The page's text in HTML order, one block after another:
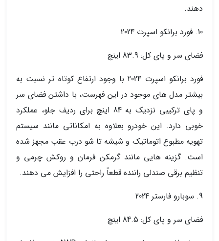
دهند.
10. فورد برانکو اسپرت 2024
فضای سر و پای کل: 83.9 اینچ
فورد برانکو اسپرت 2024 با وجود ارتفاع کوتاه تر نسبت به
بیشتر مدل های موجود در این فهرست، با داشتن فضای سر
و پای ترکیبی نزدیک به 84 اینچ برای ردیف جلو، عملکرد
خوبی دارد. این خودرو بعلاوه به امکاناتی مانند سیستم
تهویه مطبوع اتوماتیک و شیشه تا شو درب عقب مجهز شده
است. گزینه هایی مانند گرمکن فرمان و روکش چرمی و
تنظیم برقی صندلی راننده قطعاً راحتی را افزایش می دهند.
9. سوبارو فارستر 2024
فضای سر و پای کل: 84.5 اینچ